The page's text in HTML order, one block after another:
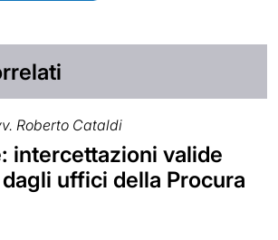
Roberto Cataldi
intercettazioni valide
uffici della Procura